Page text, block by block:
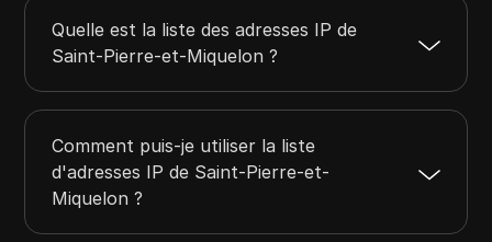
Quelle est la liste des adresses IP de
Saint-Pierre-et-Miquelon ?
Comment puis-je utiliser la liste
d'adresses IP de Saint-Pierre-et-
Miquelon ?